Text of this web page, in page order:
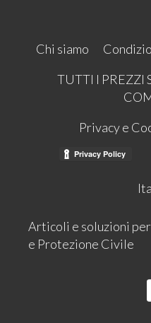
Chi siamo
TUTTI I PREZZI
Privacy e
Articoli e soluzioni
e Protezione Civile